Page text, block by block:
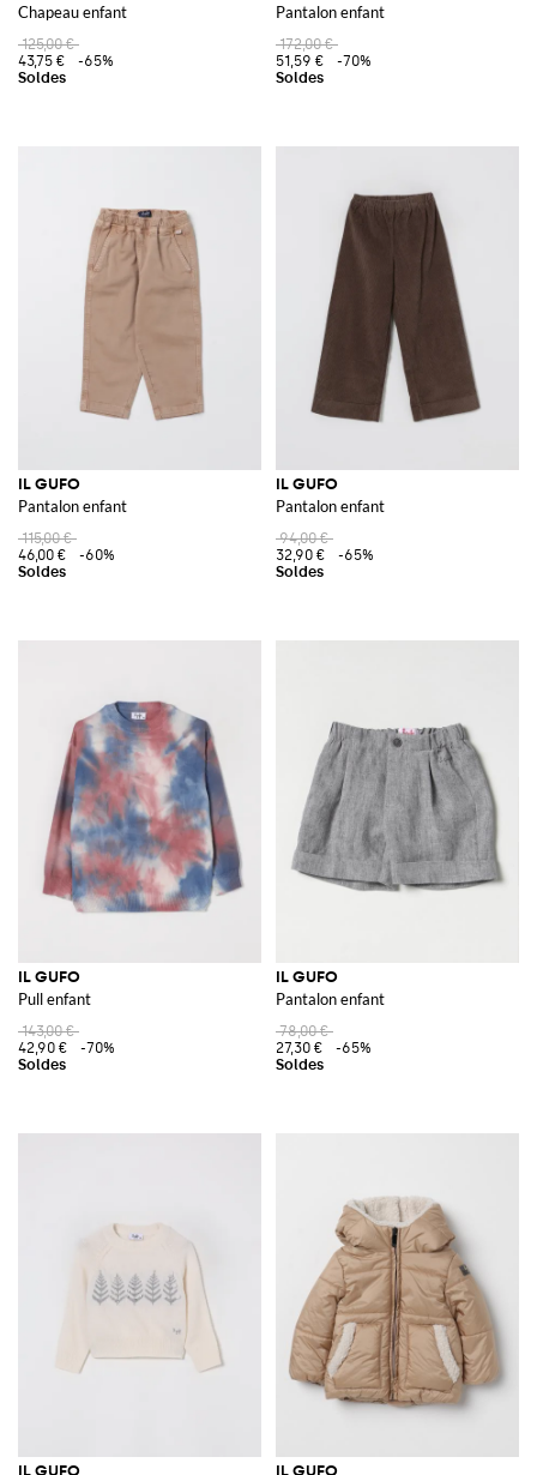
Chapeau enfant
125,00 €
43,75 €
-65%
Pantalon enfant
172,00 €
51,59 €
-70%
IL GUFO
Pantalon enfant
115,00 €
46,00 €
-60%
IL GUFO
Pantalon enfant
94,00 €
32,90 €
-65%
IL GUFO
Pull enfant
143,00 €
42,90 €
-70%
IL GUFO
Pantalon enfant
78,00 €
27,30 €
-65%
IL GUFO IL GUFO